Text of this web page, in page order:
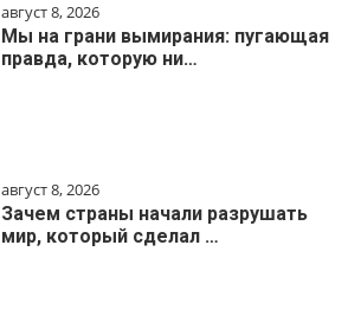
август 8, 2026
Мы на грани вымирания: пугающая
правда, которую ни…
август 8, 2026
Зачем страны начали разрушать
мир, который сделал …